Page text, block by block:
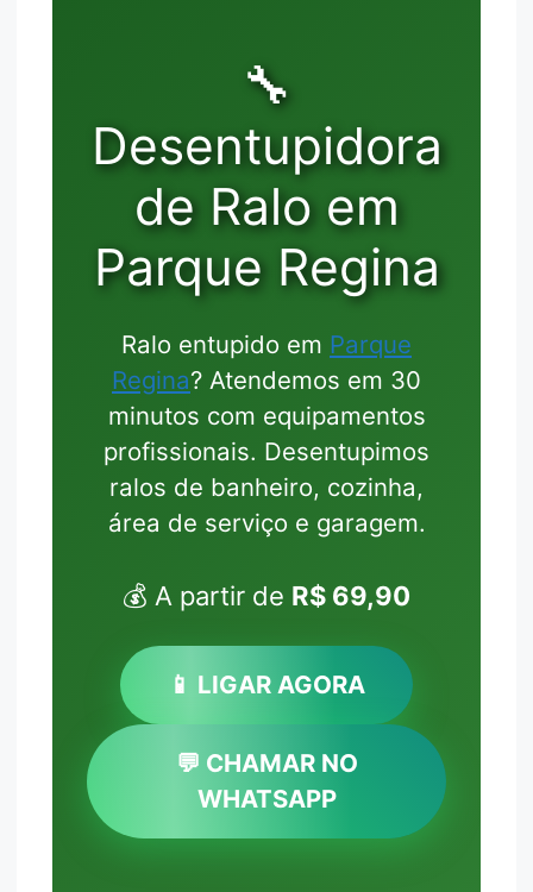
🔧
Desentupidora
de Ralo em
Parque Regina
Ralo entupido em Parque
Regina? Atendemos em 30
minutos com equipamentos
profissionais. Desentupimos
ralos de banheiro, cozinha,
área de serviço e garagem.
💰 A partir de R$ 69,90
📱 LIGAR AGORA
💬 CHAMAR NO
WHATSAPP